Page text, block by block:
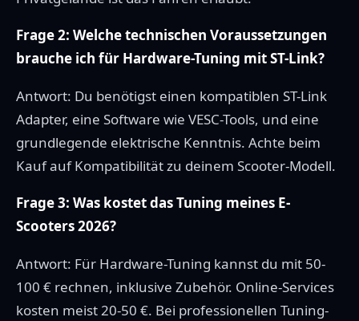
Frage 2: Welche technischen Voraussetzungen
brauche ich für Hardware-Tuning mit ST-Link?
Antwort: Du benötigst einen kompatiblen ST-Link
Adapter, eine Software wie VESC-Tools, und eine
grundlegende elektrische Kenntnis. Achte beim
Kauf auf Kompatibilität zu deinem Scooter-Modell.
Frage 3: Was kostet das Tuning meines E-
Scooters 2026?
Antwort: Für Hardware-Tuning kannst du mit 50-
100 € rechnen, inklusive Zubehör. Online-Services
kosten meist 20-50 €. Bei professionellen Tuning-